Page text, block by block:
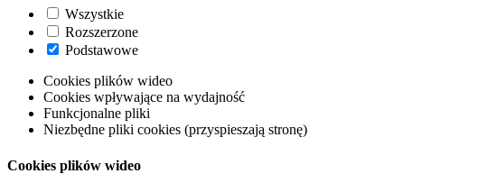
Wszystkie
Rozszerzone
Podstawowe
Cookies plików wideo
Cookies wpływające na wydajność
Funkcjonalne pliki
Niezbędne pliki cookies (przyspieszają stronę)
Cookies plików wideo